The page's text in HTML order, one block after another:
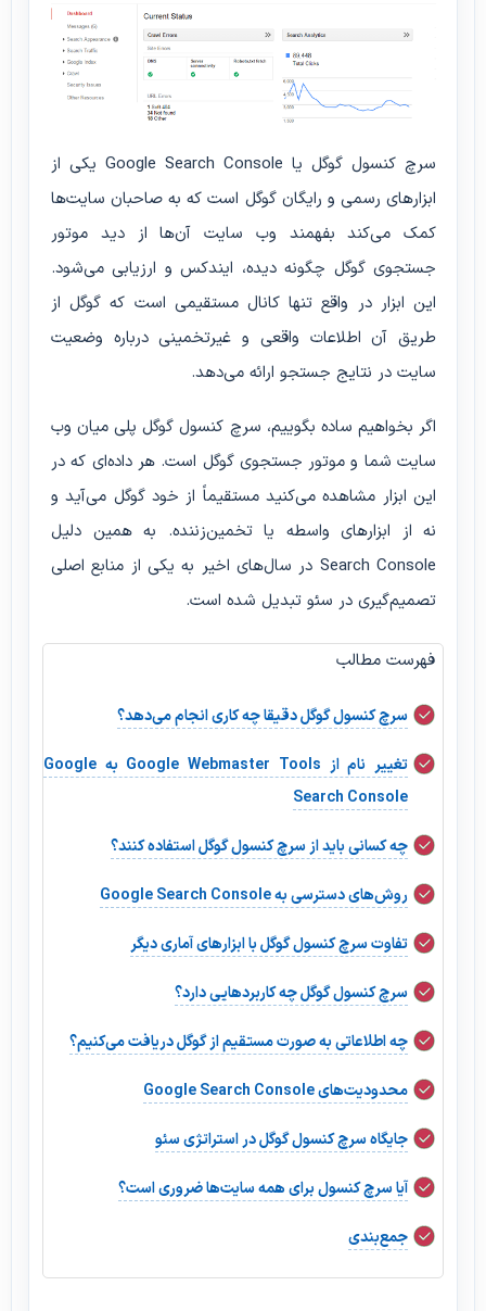
سرچ کنسول گوگل یا Google Search Console یکی از
ابزارهای رسمی و رایگان گوگل است که به صاحبان سایت‌ها
کمک می‌کند بفهمند وب سایت آن‌ها از دید موتور
جستجوی گوگل چگونه دیده، ایندکس و ارزیابی می‌شود.
این ابزار در واقع تنها کانال مستقیمی است که گوگل از
طریق آن اطلاعات واقعی و غیرتخمینی درباره وضعیت
سایت در نتایج جستجو ارائه می‌دهد.
اگر بخواهیم ساده بگوییم، سرچ کنسول گوگل پلی میان وب
سایت شما و موتور جستجوی گوگل است. هر داده‌ای که در
این ابزار مشاهده می‌کنید مستقیماً از خود گوگل می‌آید و
نه از ابزارهای واسطه یا تخمین‌زننده. به همین دلیل
Search Console در سال‌های اخیر به یکی از منابع اصلی
تصمیم‌گیری در سئو تبدیل شده است.
فهرست مطالب
سرچ کنسول گوگل دقیقا چه کاری انجام می‌دهد؟
تغییر نام از Google Webmaster Tools به Google
Search Console
چه کسانی باید از سرچ کنسول گوگل استفاده کنند؟
روش‌های دسترسی به Google Search Console
تفاوت سرچ کنسول گوگل با ابزارهای آماری دیگر
سرچ کنسول گوگل چه کاربردهایی دارد؟
چه اطلاعاتی به صورت مستقیم از گوگل دریافت می‌کنیم؟
محدودیت‌های Google Search Console
جایگاه سرچ کنسول گوگل در استراتژی سئو
آیا سرچ کنسول برای همه سایت‌ها ضروری است؟
جمع‌بندی